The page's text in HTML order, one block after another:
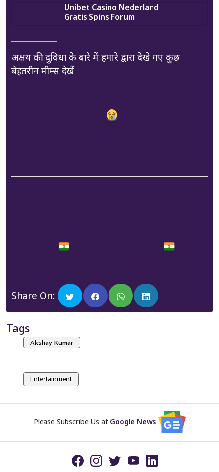
Unibet Casino Nederland
Gratis Spins Forum
अक्षय की दुविधा के बारे में हमारे द्वारा देखे गए कुछ
बेहतरीन मीम्स देखें
Share On:
Tags
Akshay Kumar
Entertainment
Please Subscribe Us at Google News